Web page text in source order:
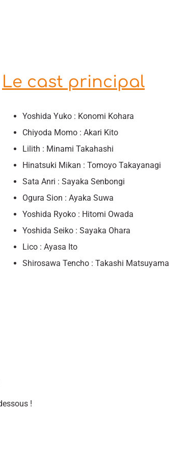
Le cast principal
Yoshida Yuko : Konomi Kohara
Chiyoda Momo : Akari Kito
Lilith : Minami Takahashi
Hinatsuki Mikan : Tomoyo Takayanagi
Sata Anri : Sayaka Senbongi
Ogura Sion : Ayaka Suwa
Yoshida Ryoko : Hitomi Owada
Yoshida Seiko : Sayaka Ohara
Lico : Ayasa Ito
Shirosawa Tencho : Takashi Matsuyama
!